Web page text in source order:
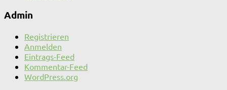
Admin
Registrieren
Anmelden
Eintrags-Feed
Kommentar-Feed
WordPress.org